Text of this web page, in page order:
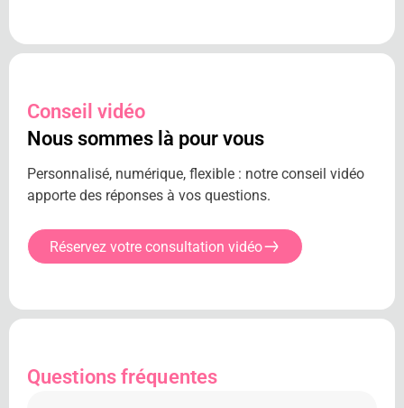
Conseil vidéo
Nous sommes là pour vous
Personnalisé, numérique, flexible : notre conseil vidéo
apporte des réponses à vos questions.
Réservez votre consultation vidéo
Questions fréquentes